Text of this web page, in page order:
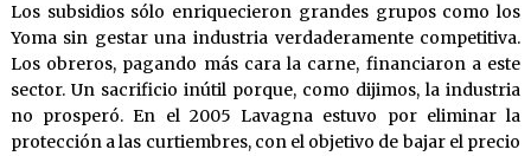
Los subsidios sólo enriquecieron grandes grupos como los
Yoma sin gestar una industria verdaderamente competitiva.
Los obreros, pagando más cara la carne, financiaron a este
sector. Un sacrificio inútil porque, como dijimos, la industria
no prosperó. En el 2005 Lavagna estuvo por eliminar la
protección a las curtiembres, con el objetivo de bajar el precio